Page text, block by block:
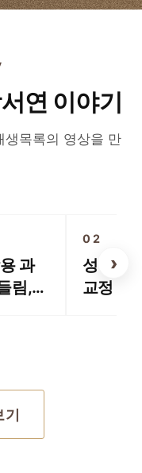
연 이야기
생목록의 영상을 만
›
과
림,
02
성형탐
교정 꼭
기